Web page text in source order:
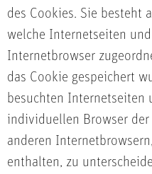
des Cookies. Sie besteht
welche Internetseiten
Internetbrowser
das Cookie gespeichert
besuchten Internetseiten
individuellen Browser
anderen
enthalten, zu